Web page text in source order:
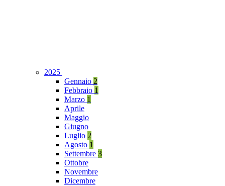
2025
Gennaio 2
Febbraio 1
Marzo 1
Aprile
Maggio
Giugno
Luglio 2
Agosto 1
Settembre 3
Ottobre
Novembre
Dicembre